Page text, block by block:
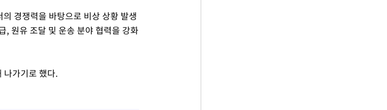
경쟁력을 바탕으로 비상 상황 발생
, 원유 조달 및 운송 분야 협력을 강화
나가기로 했다.